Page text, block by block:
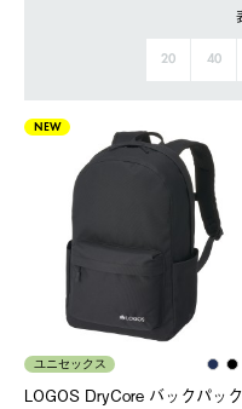
20 40
NEW
ユニセックス
LOGOS DryCore バックパッ